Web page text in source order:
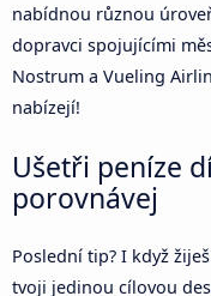
nabídnou různou
dopravci spojujícími
Nostrum a Vueling
nabízejí!
Ušetři peníze
porovnávej
Poslední tip? I když
tvoji jedinou cílovou